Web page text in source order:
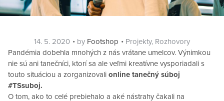
Posted
on
14. 5. 2020 by Footshop Categories
Projekty, Rozhovory
Pandémia dobehla mnohých z nás vrátane umelcov. Výnimkou
nie sú ani tanečníci, ktorí sa ale veľmi kreatívne vysporiadali s
touto situáciou a zorganizovali online tanečný súboj
#TSsuboj.
O tom, ako to celé prebiehalo a aké nástrahy čakali na